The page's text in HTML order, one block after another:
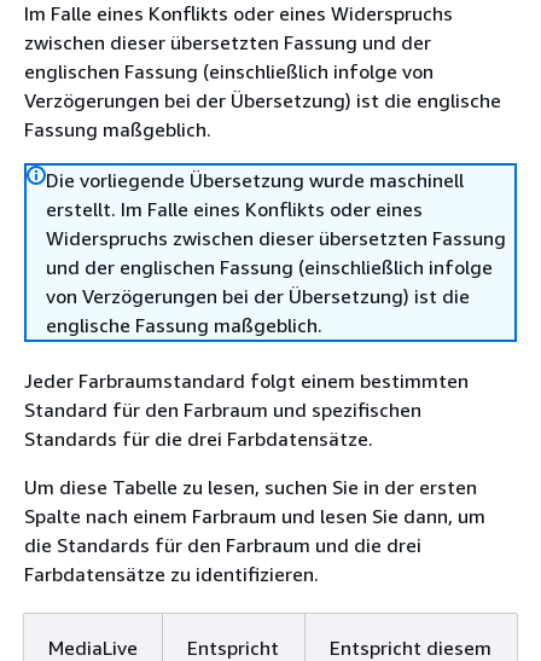
Im Falle eines Konflikts oder eines Widerspruchs
zwischen dieser übersetzten Fassung und der
englischen Fassung (einschließlich infolge von
Verzögerungen bei der Übersetzung) ist die englische
Fassung maßgeblich.
Die vorliegende Übersetzung wurde maschinell
erstellt. Im Falle eines Konflikts oder eines
Widerspruchs zwischen dieser übersetzten Fassung
und der englischen Fassung (einschließlich infolge
von Verzögerungen bei der Übersetzung) ist die
englische Fassung maßgeblich.
Jeder Farbraumstandard folgt einem bestimmten
Standard für den Farbraum und spezifischen
Standards für die drei Farbdatensätze.
Um diese Tabelle zu lesen, suchen Sie in der ersten
Spalte nach einem Farbraum und lesen Sie dann, um
die Standards für den Farbraum und die drei
Farbdatensätze zu identifizieren.
MediaLive
Entspricht
Entspricht diesem